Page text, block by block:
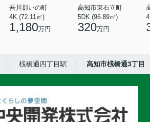
吾川郡いの町
4K (72.11㎡)
1,180万円
高知市東石立町
5DK (96.89㎡)
320万円
桟橋通四丁目駅 高知市桟橋通3丁目